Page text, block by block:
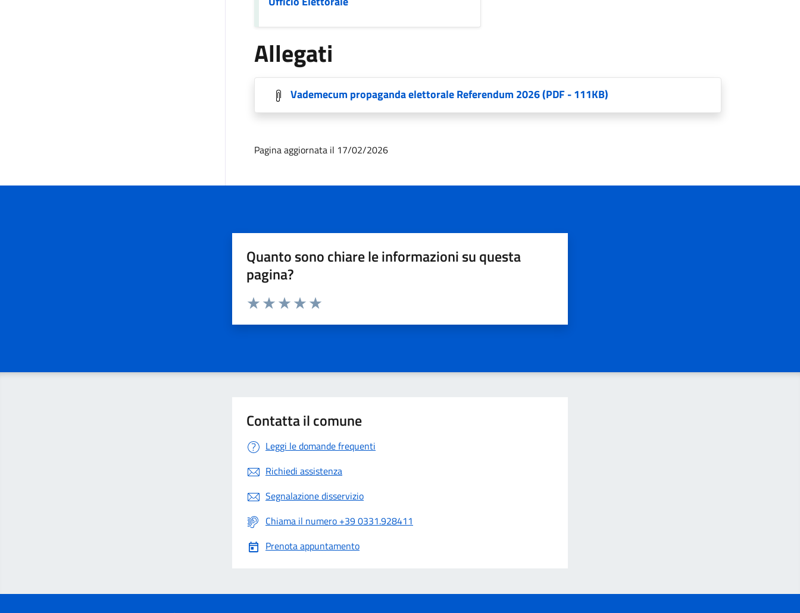
Allegati
Vademecum propaganda elettorale Referendum 2026(PDF - 111KB)
Pagina aggiornata il 17/02/2026
Quanto sono chiare le informazioni su questa
pagina?
Valuta da 1 a 5 stelle la pagina
Contatta il comune
Leggi le domande frequenti
Richiedi assistenza
Segnalazione disservizio
Chiama il numero +39 0331.928411
Prenota appuntamento